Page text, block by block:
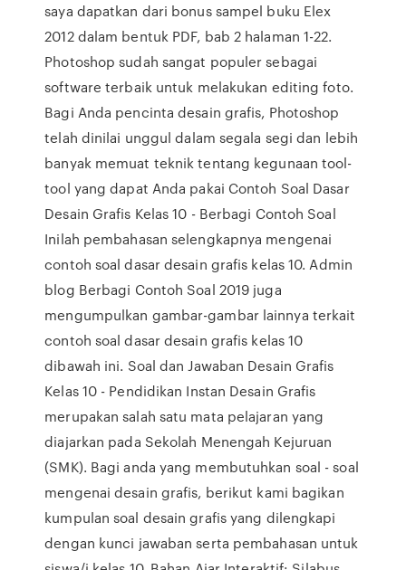
saya dapatkan dari bonus sampel buku Elex
2012 dalam bentuk PDF, bab 2 halaman 1-22.
Photoshop sudah sangat populer sebagai
software terbaik untuk melakukan editing foto.
Bagi Anda pencinta desain grafis, Photoshop
telah dinilai unggul dalam segala segi dan lebih
banyak memuat teknik tentang kegunaan tool-
tool yang dapat Anda pakai Contoh Soal Dasar
Desain Grafis Kelas 10 - Berbagi Contoh Soal
Inilah pembahasan selengkapnya mengenai
contoh soal dasar desain grafis kelas 10. Admin
blog Berbagi Contoh Soal 2019 juga
mengumpulkan gambar-gambar lainnya terkait
contoh soal dasar desain grafis kelas 10
dibawah ini. Soal dan Jawaban Desain Grafis
Kelas 10 - Pendidikan Instan Desain Grafis
merupakan salah satu mata pelajaran yang
diajarkan pada Sekolah Menengah Kejuruan
(SMK). Bagi anda yang membutuhkan soal - soal
mengenai desain grafis, berikut kami bagikan
kumpulan soal desain grafis yang dilengkapi
dengan kunci jawaban serta pembahasan untuk